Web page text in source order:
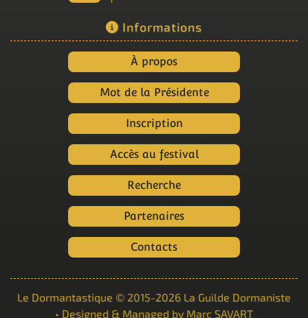
Informations
À propos
Mot de la Présidente
Inscription
Accès au festival
Recherche
Partenaires
Contacts
Le Dormantastique © 2015-2026 La Guilde Dormaniste
• Designed & Managed by Marc SAVART